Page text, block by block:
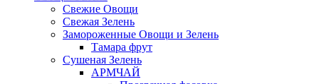
Свежие Овощи
Свежая Зелень
Замороженные Овощи и Зелень
Тамара фрут
Сушеная Зелень
АРМЧАЙ